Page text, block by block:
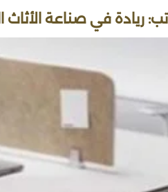
ريادة في صناعة الأثاث